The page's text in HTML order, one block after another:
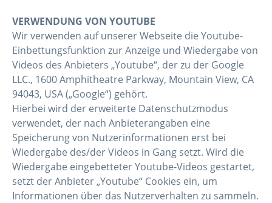
VERWENDUNG VON YOUTUBE
Wir verwenden auf unserer Webseite die Youtube-
Einbettungsfunktion zur Anzeige und Wiedergabe von
Videos des Anbieters „Youtube“, der zu der Google
LLC., 1600 Amphitheatre Parkway, Mountain View, CA
94043, USA („Google“) gehört.
Hierbei wird der erweiterte Datenschutzmodus
verwendet, der nach Anbieterangaben eine
Speicherung von Nutzerinformationen erst bei
Wiedergabe des/der Videos in Gang setzt. Wird die
Wiedergabe eingebetteter Youtube-Videos gestartet,
setzt der Anbieter „Youtube“ Cookies ein, um
Informationen über das Nutzerverhalten zu sammeln.